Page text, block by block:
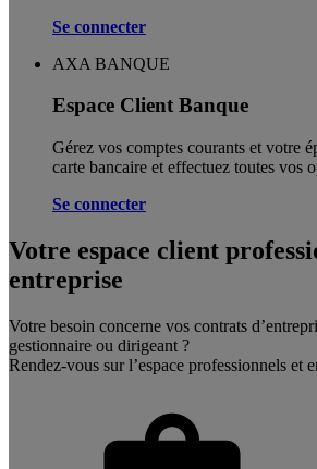
Se connecter
AXA BANQUE
Espace Client Banque
Gérez vos comptes courants et votre
carte bancaire et effectuez toutes vos
Se connecter
Votre espace client
entreprise
Votre besoin concerne vos contrats
gestionnaire ou dirigeant ?
Rendez-vous sur l’espace professionnels et